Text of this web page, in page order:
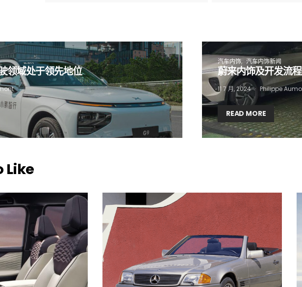
领域处于领先地位
汽车内饰 汽车内饰新闻
蔚来内饰及开发流程
11 7 月, 2024 Philippe
READ MORE
Like
Lighting weekly newsletter
Interior weekly newsletter
bi-monthly Sensing & Applications newsletter
By selecting this box, you agree to our terms of use
and consent to the
storage of the submitted data.